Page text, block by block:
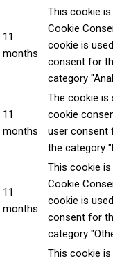
11
months
This cookie is
Cookie
cookie is
consent for
category
11
months
The cookie is
cookie
user consent
the category
11
months
This cookie is
Cookie
cookie is
consent for
category
This cookie is